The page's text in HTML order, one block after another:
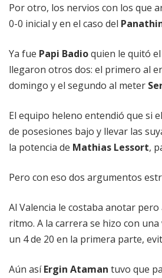
Por otro, los nervios con los que
0-0 inicial y en el caso del
Ya fue Papi Badioquien le quitó
llegaron otros dos: el primero al
domingo y el segundo al meter
El equipo heleno entendió que si
de posesiones bajo y llevar las
la potencia de Mathias Lessort,
Pero con eso dos argumentos
Al Valencia le costaba anotar
ritmo. A la carrera se hizo con
un 4 de 20 en la primera parte,
Aún asíErgin Ataman tuvo que